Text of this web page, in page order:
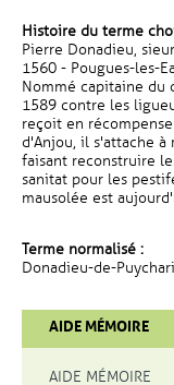
Histoire du terme
Pierre Donadieu,
1560 - Pougues-les-
Nommé capitaine du
1589 contre les
reçoit en
d'Anjou, il s'attache à
faisant reconstruire
sanitat pour les
mausolée est
Terme normalisé :
Donadieu-de-
AIDE MÉMOIRE
AIDE MÉMOIRE